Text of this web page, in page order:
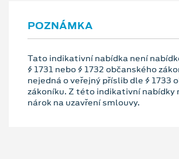
POZNÁMKA
Tato indikativní nabídka není
§ 1731 nebo § 1732 občanského
nejedná o veřejný příslib dle § 1733
zákoníku. Z této indikativní nabídky
nárok na uzavření smlouvy.